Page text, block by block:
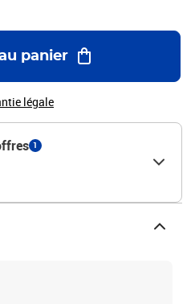
panier
légale
1